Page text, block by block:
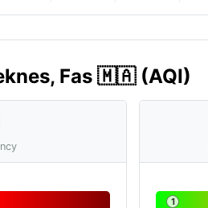
Fas 🇲🇦 (AQI)
1